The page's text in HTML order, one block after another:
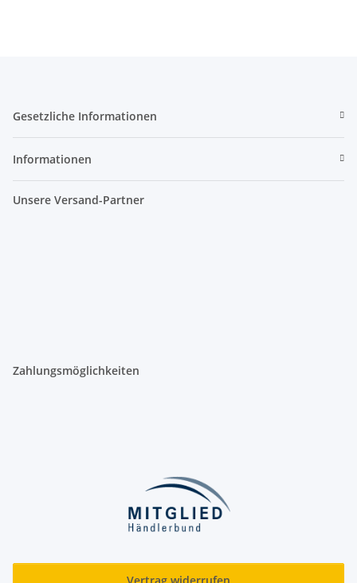
Gesetzliche Informationen
Informationen
Unsere Versand-Partner
Zahlungsmöglichkeiten